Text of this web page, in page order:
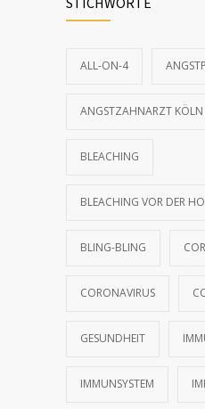
Bling-Bling: Zahnschmuck
10. DEZEMBER 2016
Die 3 wichtigsten Vorteile
ALL-ON-4
ANGSTZAHNARZT KÖLN
BLEACHING
BLEACHING VOR DER
BLING-BLING
CORONAVIRUS
GESUNDHEIT
IMMUNSYSTEM